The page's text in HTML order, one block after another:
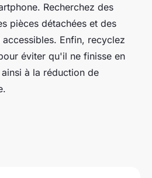
Recherchez des
pièces détachées et des
Enfin, recyclez
éviter qu'il ne finisse en
à la réduction de